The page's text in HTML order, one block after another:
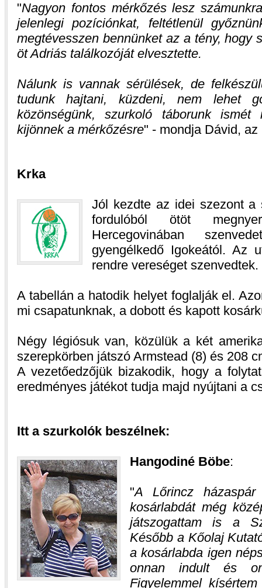
Nagyon fontos mérkőzés lesz
jelenlegi pozíciónkat, feltétlenül
megtévesszen bennünket az a tény, hogy
öt Adriás találkozóját elvesztette.
Nálunk is vannak sérülések, de
tudunk hajtani, küzdeni, nem lehet
közönségünk, szurkoló táborunk
kijönnek a mérkőzésre - mondja Dávid,
Krka
Jól kezdte az idei szezont
fordulóból ötöt
Hercegovinában
gyengélkedő Igokeától. Az
rendre vereséget szenvedtek.
A tabellán a hatodik helyet foglalják el.
mi csapatunknak, a dobott és kapott
Négy légiósuk van, közülük a két
szerepkörben játszó Armstead (8) és 208
A vezetőedzőjük bizakodik, hogy a
eredményes játékot tudja majd nyújtani a
Itt a szurkolók beszélnek:
Hangodiné Böbe:
A Lőrincz
kosárlabdát még
játszogattam is a
Később a Kőolaj
a kosárlabda igen
onnan indult és
Figyelemmel